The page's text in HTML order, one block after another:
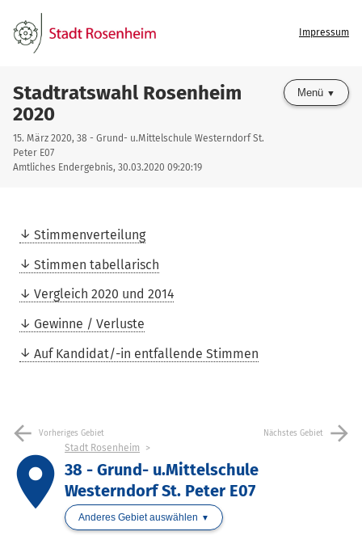
Impressum
Stadtratswahl Rosenheim
2020
15. März 2020, 38 - Grund- u.Mittelschule Westerndorf St.
Peter E07
Amtliches Endergebnis, 30.03.2020 09:20:19
Menü
Stimmenverteilung
Stimmen tabellarisch
Vergleich 2020 und 2014
Gewinne / Verluste
Auf Kandidat/-in entfallende Stimmen
arrow_back Vorheriges Gebiet Nächstes Gebiet arrow_forward
place
Stadt Rosenheim
38 - Grund- u.Mittelschule
Westerndorf St. Peter E07
Anderes Gebiet auswählen